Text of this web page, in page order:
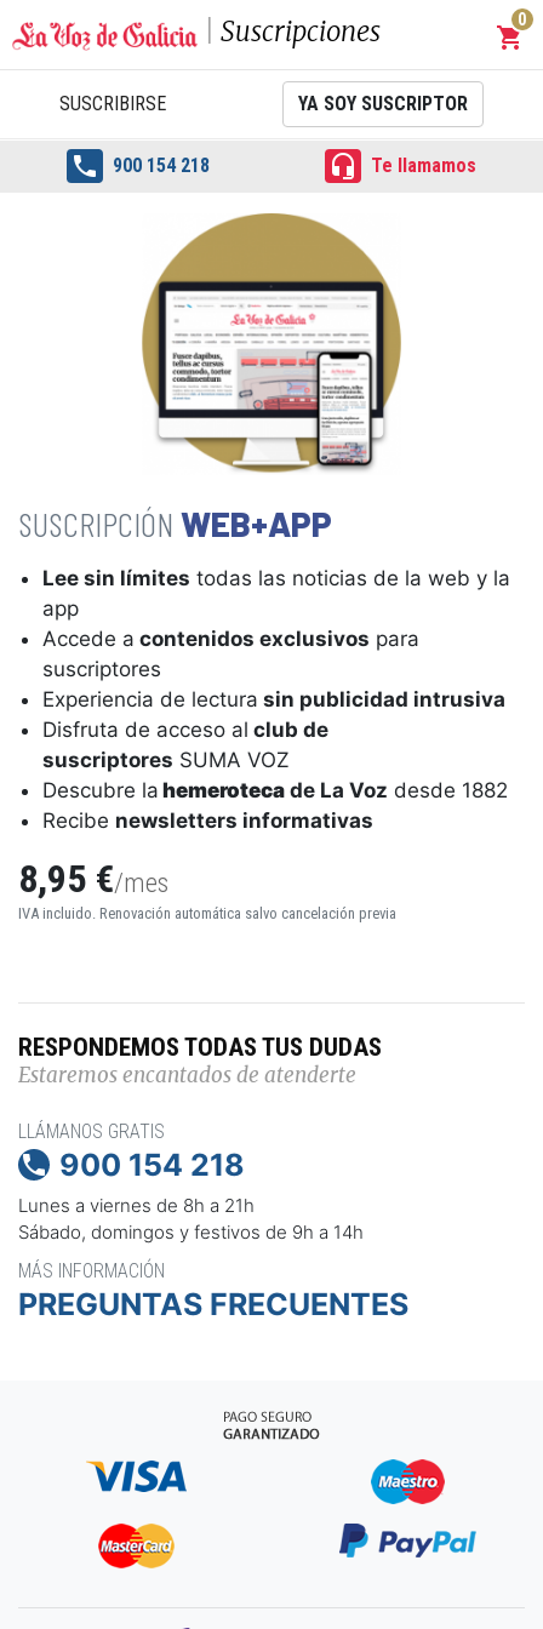
Suscripciones shopping_cart
0
SUSCRIBIRSE YA SOY SUSCRIPTOR
 900 154 218  Te llamamos
WEB+APP
Lee sin límites todas las noticias de la web y la
app
Accede a contenidos exclusivos para
suscriptores
Experiencia de lectura sin publicidad intrusiva
Disfruta de acceso al club de
suscriptores SUMA VOZ
Descubre la hemeroteca de La Voz desde 1882
Recibe newsletters informativas
8,95 €/mes
IVA incluido. Renovación automática salvo cancelación previa
RESPONDEMOS TODAS TUS DUDAS
Estaremos encantados de atenderte
LLÁMANOS GRATIS
 900 154 218
Lunes a viernes de 8h a 21h
Sábado, domingos y festivos de 9h a 14h
MÁS INFORMACIÓN
PREGUNTAS FRECUENTES